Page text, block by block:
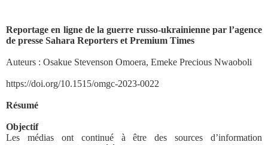
Reportage en ligne de la guerre russo-ukrainienne par l’agence
de presse Sahara Reporters et Premium Times
Auteurs : Osakue Stevenson Omoera, Emeke Precious Nwaoboli
https://doi.org/10.1515/omgc-2023-0022
Résumé
Objectif
Les médias ont continué à être des sources d’information